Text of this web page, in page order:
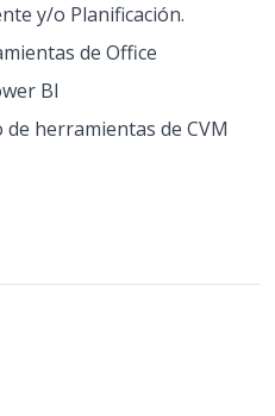
y/o Planificación.
de Office
BI
herramientas de CVM